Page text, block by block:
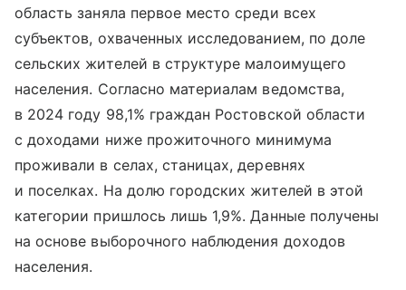
область заняла первое место среди всех
субъектов, охваченных исследованием, по доле
сельских жителей в структуре малоимущего
населения. Согласно материалам ведомства,
в 2024 году 98,1% граждан Ростовской области
с доходами ниже прожиточного минимума
проживали в селах, станицах, деревнях
и поселках. На долю городских жителей в этой
категории пришлось лишь 1,9%. Данные получены
на основе выборочного наблюдения доходов
населения.